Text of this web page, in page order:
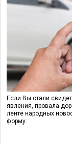
Если Вы стали
явления, провала
ленте народных
форму.